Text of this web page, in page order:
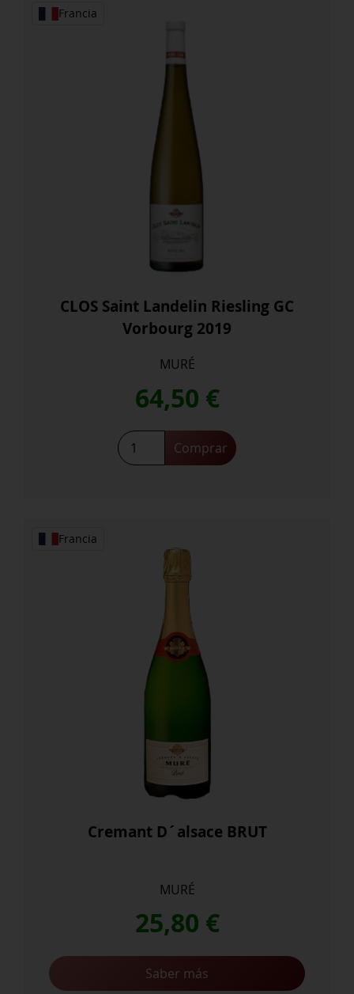
Francia
CLOS Saint Landelin Riesling GC
Vorbourg 2019
MURÉ
64,50 €
CLOS
Saint
cantidad
Comprar
Francia
Cremant D´alsace BRUT
MURÉ
25,80 €
Saber más